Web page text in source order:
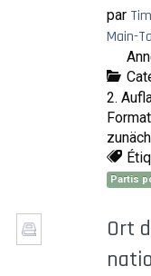
par
Main-
2.
Partis
Ort